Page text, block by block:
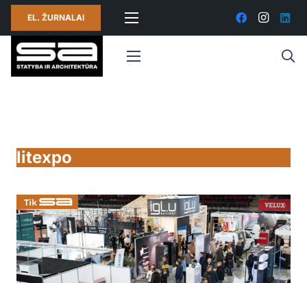
EL. ŽURNALAI
litexpo